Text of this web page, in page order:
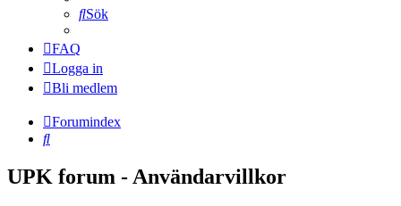
Sök
FAQ
Logga in
Bli medlem
Forumindex
Sök
UPK forum - Användarvillkor